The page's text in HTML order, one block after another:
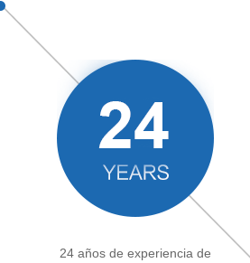
24 años de experiencia de